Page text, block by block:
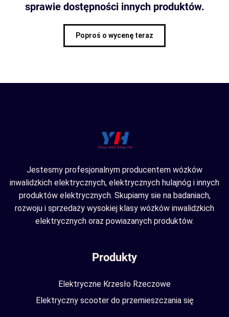
sprawie dostępności innych produktów.
Poproś o wycenę teraz
Jestesmy profesjonalnym producentem wózków
inwalidzkich elektrycznych, elektrycznych hulajnóg i innych
produktów elektrycznych. Skupiamy sie na badaniach,
rozwoju i sprzedaży wysokiej klasy wózków inwalidzkich
elektrycznych oraz powiazanych produktów.
Produkty
Elektryczne Krzesło Rzeczowe
Elektryczny scooter do przemieszczania się